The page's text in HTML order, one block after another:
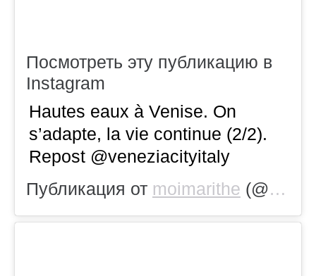
Посмотреть эту публикацию в
Instagram
Hautes eaux à Venise. On
s’adapte, la vie continue (2/2).
Repost @veneziacityitaly
Публикация от moimarithe (@moimarithe)